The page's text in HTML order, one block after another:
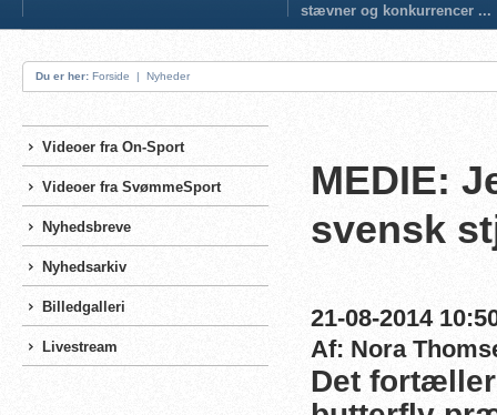
stævner og konkurrencer ...
Du er her: Forside | Nyheder
Videoer fra On-Sport
Videoer fra SvømmeSport
Nyhedsbreve
Nyhedsarkiv
Billedgalleri
Livestream
MEDIE:
svensk
21-08-2014
Af: Nora
Det